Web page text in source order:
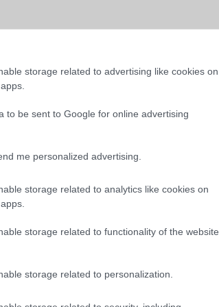
storage related to advertising like cookies on
to be sent to Google for online advertising
me personalized advertising.
storage related to analytics like cookies on
storage related to functionality of the website
storage related to personalization.
idő h /
Nincs publikus adat!
idő h /
Nincs publikus adat!
ÉS ÉRZÉKELŐK